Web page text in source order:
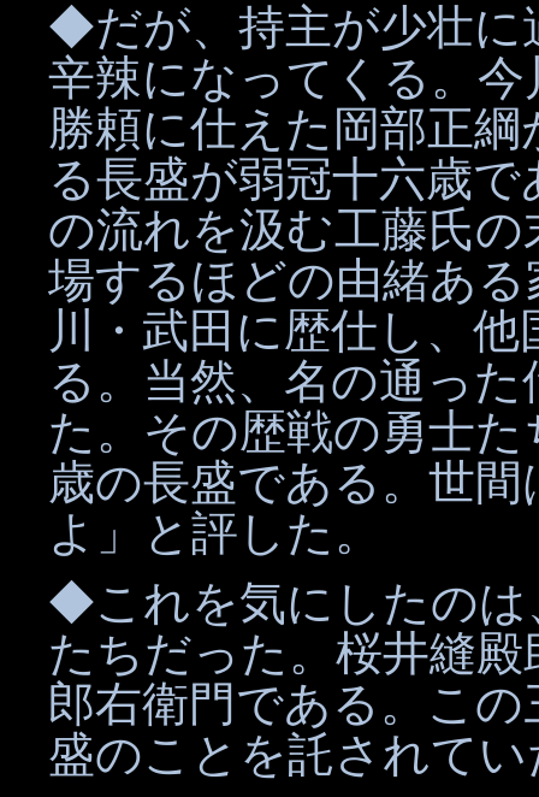
◆だが、持主が少壮に
辛辣になってくる。
勝頼に仕えた岡部正
る長盛が弱冠十六歳
の流れを汲む工藤氏
場するほどの由緒あ
川・武田に歴仕し、
る。当然、名の通っ
た。その歴戦の勇士
歳の長盛である。世
よ」と評した。
◆これを気にしたのは
たちだった。桜井縫
郎右衛門である。こ
盛のことを託されてい